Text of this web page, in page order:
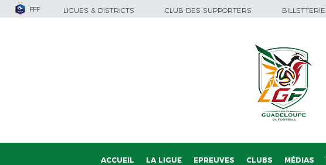
FFF LIGUES & DISTRICTS CLUB DES SUPPORTERS BILLETTERIE
ACCUEIL LA LIGUE EPREUVES CLUBS MÉDIAS